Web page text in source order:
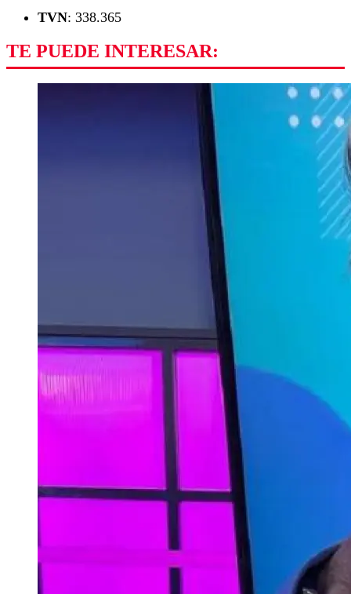
TVN: 338.365
TE PUEDE INTERESAR: